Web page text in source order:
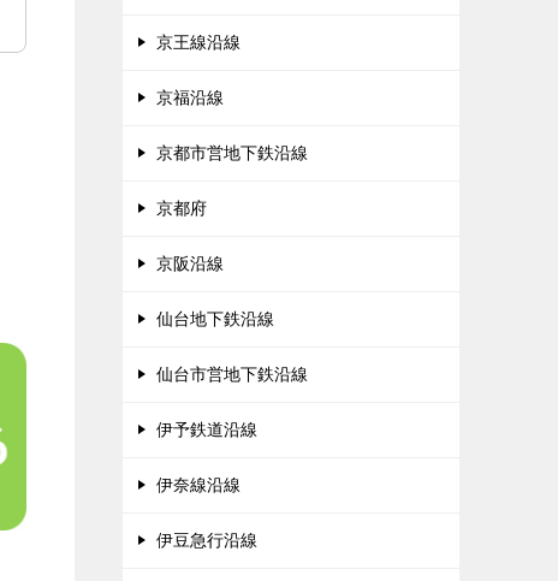
京王線沿線
京福沿線
京都市営地下鉄沿線
京都府
京阪沿線
仙台地下鉄沿線
仙台市営地下鉄沿線
伊予鉄道沿線
伊奈線沿線
伊豆急行沿線